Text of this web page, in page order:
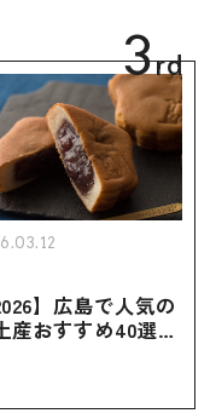
3rd
】広島で人気の
産おすすめ40選｜
、女性向けまで幅